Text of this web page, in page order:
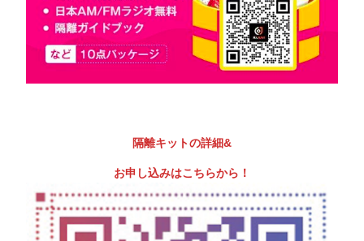
隔離キットの詳細&
お申し込みはこちらから！